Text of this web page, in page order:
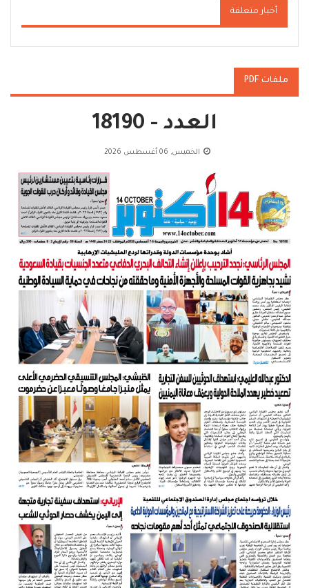
أخبار متعلقة
ملفات PDF
العدد - 18190
الخميس, 06 أغسطس 2026